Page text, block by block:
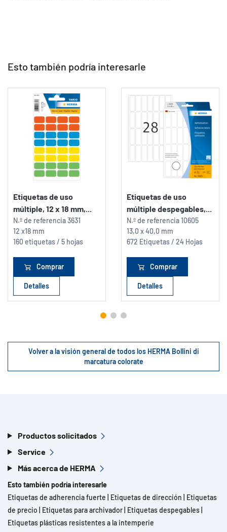
Esto también podría interesarle
Etiquetas de uso
múltiple, 12 x 18 mm,...
N.º de referencia3631
12 x18 mm
160 etiquetas / 5 hojas
Comprar
Detalles
Etiquetas de uso
múltiple despegables,...
N.º de referencia10605
13,0 x 40,0 mm
672 Etiquetas / 24 Hojas
Comprar
Detalles
Volver a la visión general de todos los HERMA Bollini di
marcatura colorate
Productos solicitados
Service
Más acerca de HERMA
Esto también podría interesarle
Etiquetas de adherencia fuerte
Etiquetas de dirección
Etiquetas
de precio
Etiquetas para archivador Etiquetas despegables
Etiquetas plásticas resistentes a la intemperie